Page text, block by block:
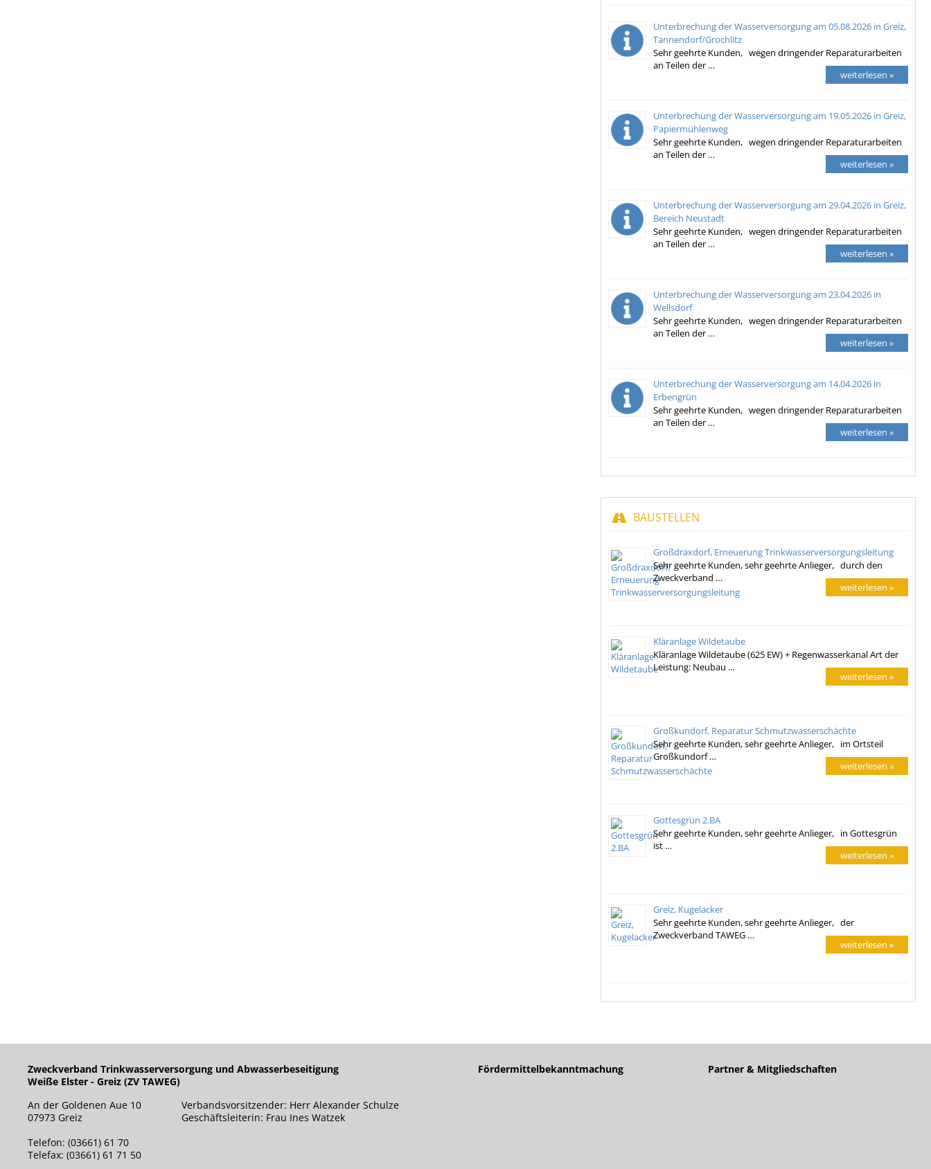
Unterbrechung der Wasserversorgung am 05.08.2026 in Greiz,
Tannendorf/Grochlitz
Sehr geehrte Kunden, wegen dringender Reparaturarbeiten
an Teilen der …
weiterlesen »
Unterbrechung der Wasserversorgung am 19.05.2026 in Greiz,
Papiermühlenweg
Sehr geehrte Kunden, wegen dringender Reparaturarbeiten
an Teilen der …
weiterlesen »
Unterbrechung der Wasserversorgung am 29.04.2026 in Greiz,
Bereich Neustadt
Sehr geehrte Kunden, wegen dringender Reparaturarbeiten
an Teilen der …
weiterlesen »
Unterbrechung der Wasserversorgung am 23.04.2026 in
Wellsdorf
Sehr geehrte Kunden, wegen dringender Reparaturarbeiten
an Teilen der …
weiterlesen »
Unterbrechung der Wasserversorgung am 14.04.2026 in
Erbengrün
Sehr geehrte Kunden, wegen dringender Reparaturarbeiten
an Teilen der …
weiterlesen »
BAUSTELLEN
Großdraxdorf, Erneuerung Trinkwasserversorgungsleitung
Sehr geehrte Kunden, sehr geehrte Anlieger, durch den
Zweckverband …
weiterlesen »
Kläranlage Wildetaube
Kläranlage Wildetaube (625 EW) + Regenwasserkanal Art der
Leistung: Neubau …
weiterlesen »
Großkundorf, Reparatur Schmutzwasserschächte
Sehr geehrte Kunden, sehr geehrte Anlieger, im Ortsteil
Großkundorf …
weiterlesen »
Gottesgrün 2.BA
Sehr geehrte Kunden, sehr geehrte Anlieger, in Gottesgrün
ist …
weiterlesen »
Greiz, Kugelacker
Sehr geehrte Kunden, sehr geehrte Anlieger, der
Zweckverband TAWEG …
weiterlesen »
Zweckverband Trinkwasserversorgung und Abwasserbeseitigung
Weiße Elster - Greiz (ZV TAWEG)
An der Goldenen Aue 10
07973 Greiz
Telefon: (03661) 61 70
Telefax: (03661) 61 71 50
Verbandsvorsitzender: Herr Alexander Schulze
Geschäftsleiterin: Frau Ines Watzek
Fördermittelbekanntmachung Partner & Mitgliedschaften